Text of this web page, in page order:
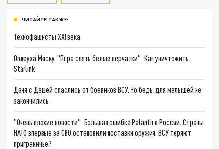
ЧИТАЙТЕ ТАКЖЕ:
Технофашисты XXI века
Оплеуха Маску. "Пора снять белые перчатки": Как уничтожить
Starlink
Даня с Дашей спаслись от боевиков ВСУ. Но беды для малышей не
закончились
"Очень плохие новости": Большая ошибка Palantir в России. Страны
НАТО впервые за СВО остановили поставки оружия. ВСУ теряют
приграничье?